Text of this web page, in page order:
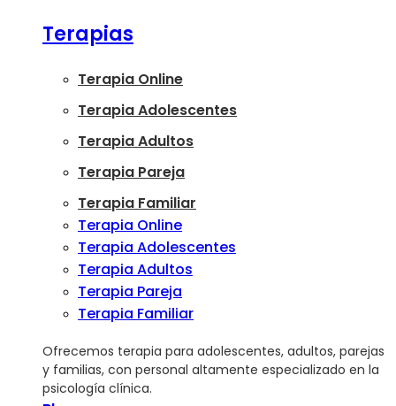
Terapias
Terapia Online
Terapia Adolescentes
Terapia Adultos
Terapia Pareja
Terapia Familiar
Terapia Online
Terapia Adolescentes
Terapia Adultos
Terapia Pareja
Terapia Familiar
Ofrecemos terapia para adolescentes, adultos, parejas
y familias, con personal altamente especializado en la
psicología clínica.